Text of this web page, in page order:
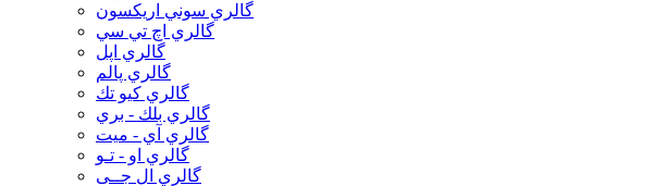
گالري سوني اريكسون
گالري اچ تي سي
گالري اپل
گالري پالم
گالري كيو تك
گالري بلك - بري
گالري آي - ميت
گالري او - تـو
گالري ال جــی